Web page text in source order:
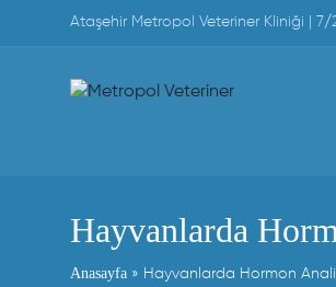
Ataşehir Metropol Veteriner Kliniği |
Hayvanlarda
Anasayfa » Hayvanlarda Hormon